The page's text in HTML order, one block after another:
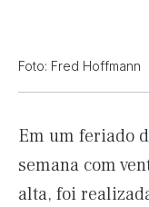
Foto: Fred Hoffmann
Em um feriado
semana com
alta, foi